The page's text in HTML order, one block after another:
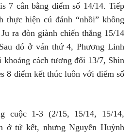
7 cân bằng điểm số 14/14. Tiếp
thực hiện cú đánh “nhồi” không
ra đòn giành chiến thắng 15/14
đó ở ván thứ 4, Phương Linh
cách tương đối 13/7, Shin
8 điểm kết thúc luôn với điểm số
cuộc 1-3 (2/15, 15/14, 15/14,
ở tứ kết, nhưng Nguyễn Huỳnh